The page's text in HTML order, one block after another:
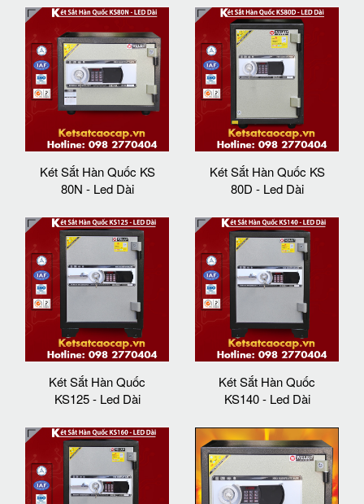
Két Sắt Hàn Quốc KS
80N - Led Dài
Két Sắt Hàn Quốc KS
80D - Led Dài
Két Sắt Hàn Quốc
KS125 - Led Dài
Két Sắt Hàn Quốc
KS140 - Led Dài